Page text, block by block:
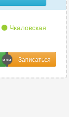
Чкаловская